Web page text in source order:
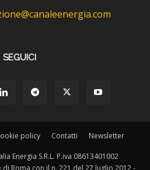
SEGUICI
policy Contatti Newsletter
Energia S.R.L. P.iva 08613401002
Roma con il n. 221 del 27 luglio 2012 -